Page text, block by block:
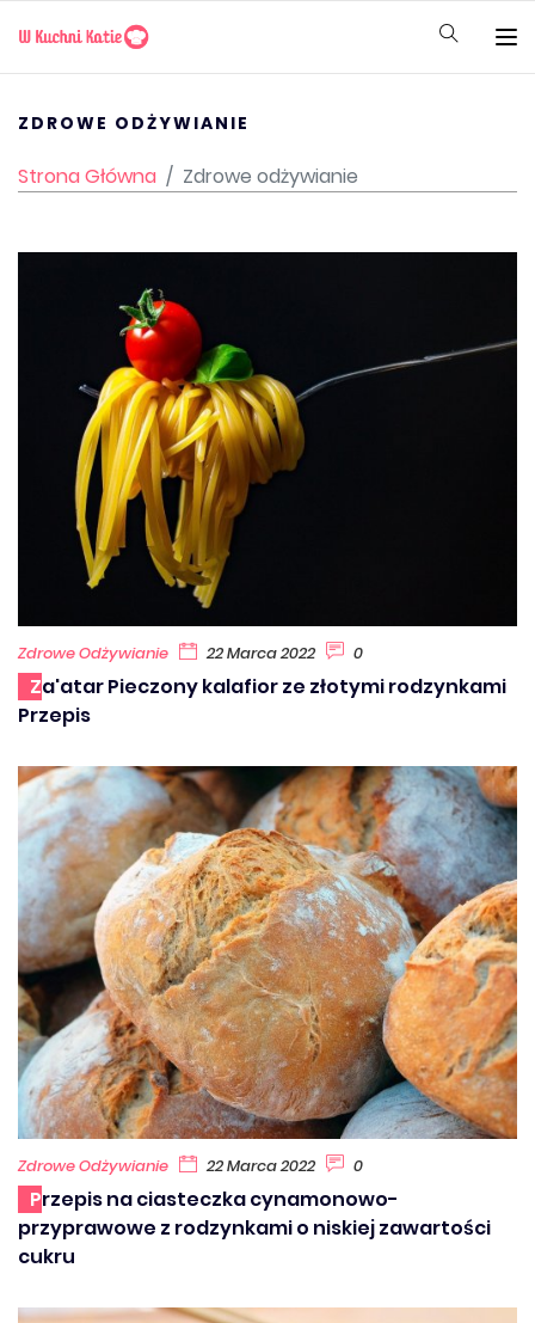
ZDROWE ODŻYWIANIE
Strona Główna Zdrowe odżywianie
Zdrowe Odżywianie 22 Marca 2022 0
Za'atar Pieczony kalafior ze złotymi rodzynkami
Przepis
Zdrowe Odżywianie 22 Marca 2022 0
Przepis na ciasteczka cynamonowo-
przyprawowe z rodzynkami o niskiej zawartości
cukru